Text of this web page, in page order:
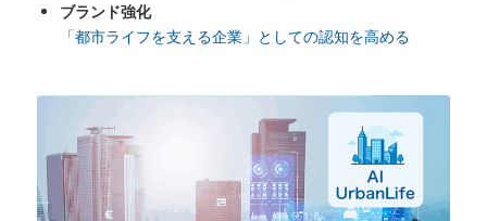
ブランド強化
「都市ライフを支える企業」としての認知を高める